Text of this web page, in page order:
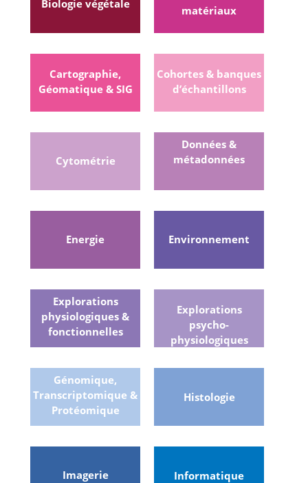
Biologie végétale
matériaux
Cartographie,
Géomatique & SIG
Cohortes & banques
d’échantillons
Cytométrie
Données &
métadonnées
Energie Environnement
Explorations
physiologiques &
fonctionnelles
Explorations
psycho-
physiologiques
Génomique,
Transcriptomique &
Protéomique
Histologie
Imagerie Informatique